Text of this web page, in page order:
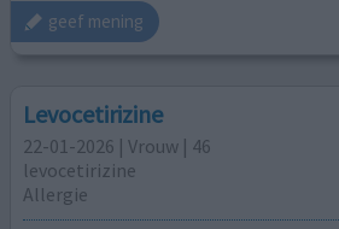
geef mening
Levocetirizine
22-01-2026 | Vrouw | 46
levocetirizine
Allergie